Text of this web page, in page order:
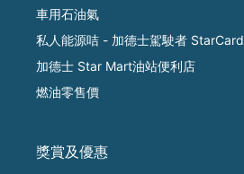
車用石油氣
私人能源咭 - 加德士駕駛者 StarCard
加德士 Star Mart油站便利店
燃油零售價
獎賞及優惠